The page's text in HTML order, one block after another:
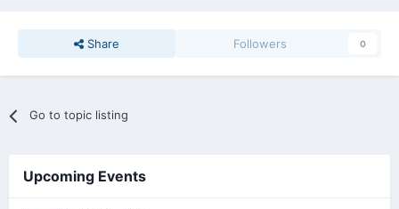
Share Followers 0
Go to topic listing
Upcoming Events